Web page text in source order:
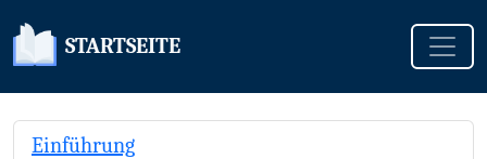
STARTSEITE
Einführung